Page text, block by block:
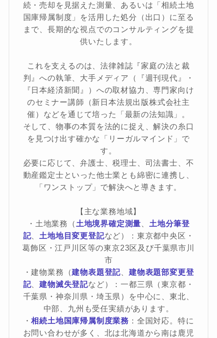
続・売却を見据えた測量、あるいは「相続土地
国庫帰属制度」を活用した処分（出口）に至る
まで、長期的な視点でのコンサルティングを提
供いたします。
これを支えるのは、法律雑誌『家庭の法と裁
判』への執筆、大手メディア（『週刊現代』・
『日本経済新聞』）への取材協力、専門家向け
のセミナー講師（新日本法規出版株式会社主
催）などを通じて培った「最新の法知識」。
そして、物事の本質を法的に捉え、解決の糸口
を見つけ出す確かな「リーガルマインド」で
す。
必要に応じて、弁護士、税理士、司法書士、不
動産鑑定士といった他士業とも綿密に連携し、
「ワンストップ」で解決へと導きます。
【主な業務地域】
・土地業務（ 土地境界確定測量
土地分筆登
記、 土地地目変更登記など）：東京都中央区・
葛飾区・江戸川区等の東京23区及び千葉県市川
市
・建物業務（建物表題登記 、建物表題部変更登
記、建物滅失登記など）：一都三県（東京都・
千葉県・神奈川県・埼玉県）を中心に、東北、
中部、九州も受任実績があります。
・相続土地国庫帰属制度業務 ：全国対応。特に
お問い合わせが多く、北は北海道から南は鹿児